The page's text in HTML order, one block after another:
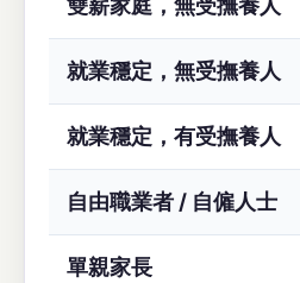
雙薪家庭，無受撫養人
就業穩定，無受撫養人
就業穩定，有受撫養人
自由職業者 / 自僱人士
單親家長